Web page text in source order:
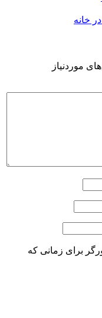
خانه
موردنیاز
برای زمانی که